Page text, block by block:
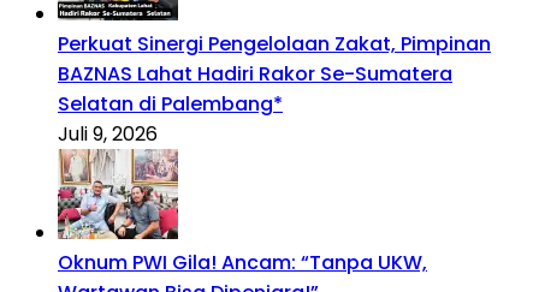
Perkuat Sinergi Pengelolaan Zakat, Pimpinan
BAZNAS Lahat Hadiri Rakor Se-Sumatera
Selatan di Palembang*
Juli 9, 2026
Oknum PWI Gila! Ancam: “Tanpa UKW,